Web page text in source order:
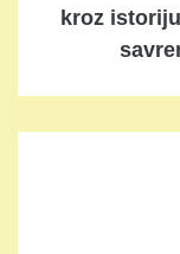
kroz